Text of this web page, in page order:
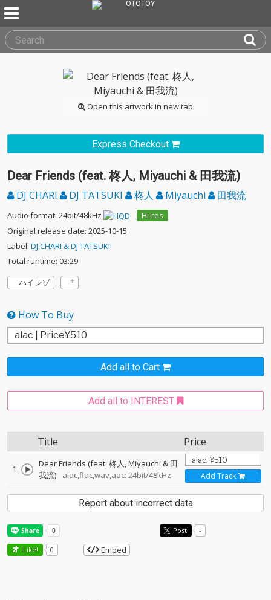
Open this artwork in new tab
Express Checkout
Dear Friends (feat. 柊人, Miyauchi & 田我流)
DJ CHARI DJ TATSUKI 柊人 Miyauchi 田我流
Audio format: 24bit/48kHz
Hi-res
Original release date: 2025-10-15
Label: DJ CHARI & DJ TATSUKI
Total runtime: 03:29
ハイレゾ
How To Buy
Add all to Cart
Add all to INTEREST
Title Price
1
Dear Friends (feat. 柊人, Miyauchi & 田
我流)
alac,flac,wav,aac: 24bit/48kHz Add Track
Report about incorrect data
Post -
Like! 0 Embed